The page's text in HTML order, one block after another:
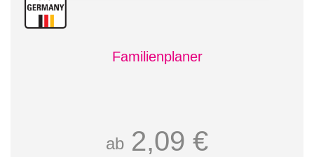
Familienplaner
ab 2,09 €